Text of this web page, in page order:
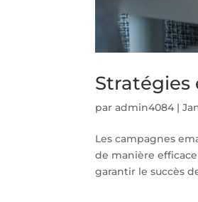
Stratégies
paradmin4084 |
Les campagnes
de manière
garantir le succès